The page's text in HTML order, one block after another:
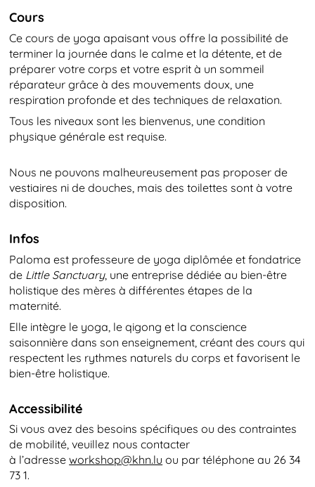
Cours
Ce cours de yoga apaisant vous offre la possibilité de
terminer la journée dans le calme et la détente, et de
préparer votre corps et votre esprit à un sommeil
réparateur grâce à des mouvements doux, une
respiration profonde et des techniques de relaxation.
Tous les niveaux sont les bienvenus, une condition
physique générale est requise.
Nous ne pouvons malheureusement pas proposer de
vestiaires ni de douches, mais des toilettes sont à votre
disposition.
Infos
Paloma est professeure de yoga diplômée et fondatrice
de Little Sanctuary, une entreprise dédiée au bien-être
holistique des mères à différentes étapes de la
maternité.
Elle intègre le yoga, le qigong et la conscience
saisonnière dans son enseignement, créant des cours qui
respectent les rythmes naturels du corps et favorisent le
bien-être holistique.
Accessibilité
Si vous avez des besoins spécifiques ou des contraintes
de mobilité, veuillez nous contacter
à l’adresseworkshop@​khn.​lu ou par téléphone au 26 34
73 1.